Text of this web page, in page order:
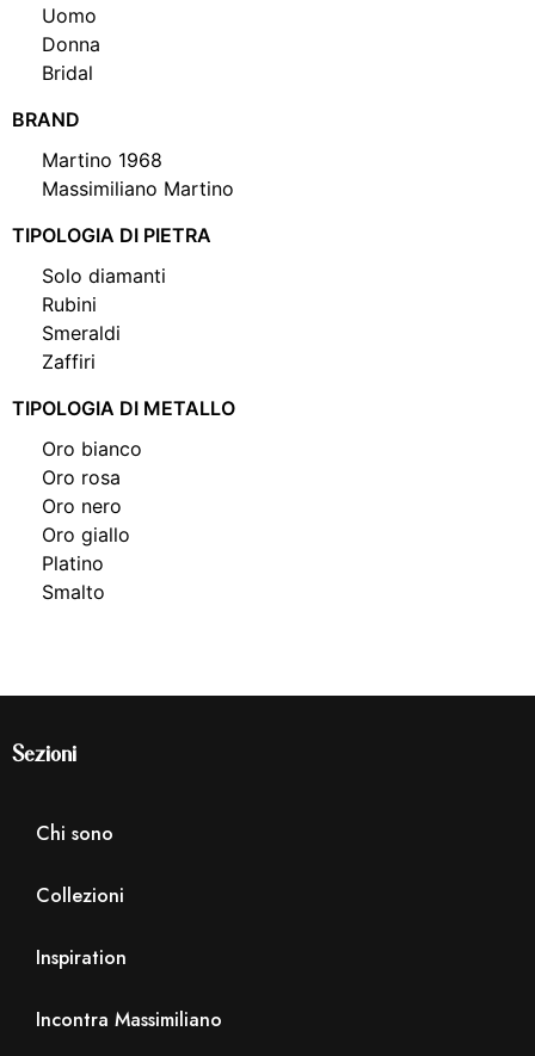
Uomo
Donna
Bridal
BRAND
Martino 1968
Massimiliano Martino
TIPOLOGIA DI PIETRA
Solo diamanti
Rubini
Smeraldi
Zaffiri
TIPOLOGIA DI METALLO
Oro bianco
Oro rosa
Oro nero
Oro giallo
Platino
Smalto
Sezioni
Chi sono
Collezioni
Inspiration
Incontra Massimiliano